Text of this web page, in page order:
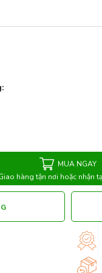
MUA NGAY
hàng tận nơi hoặc nhận